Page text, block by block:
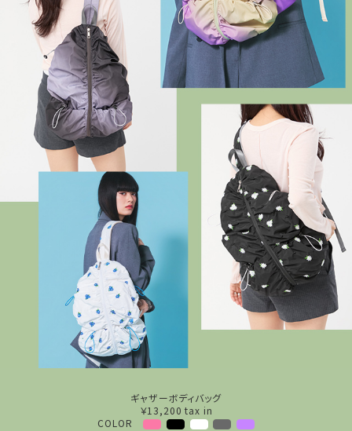
ギャザーボディバッグ
￥13,200 tax in
COLOR